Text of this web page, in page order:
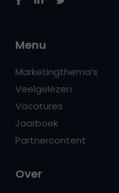
Menu
Marketingthema’s
Veelgelezen
Vacatures
Jaarboek
Partnercontent
Over